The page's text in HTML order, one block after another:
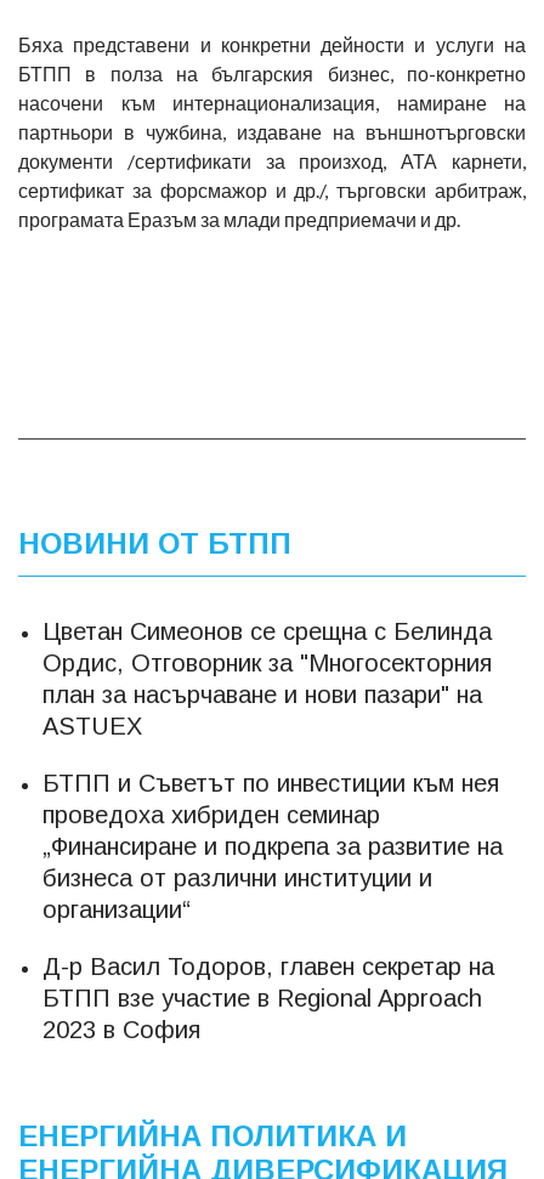
Бяха представени и конкретни дейности и услуги на
БТПП в полза на българския бизнес, по-конкретно
насочени към интернационализация, намиране на
партньори в чужбина, издаване на външнотърговски
документи /сертификати за произход, АТА карнети,
сертификат за форсмажор и др./, търговски арбитраж,
програмата Еразъм за млади предприемачи и др.
НОВИНИ ОТ БТПП
Цветан Симеонов се срещна с Белинда
Ордис, Отговорник за "Многосекторния
план за насърчаване и нови пазари" на
ASTUEX
БТПП и Съветът по инвестиции към нея
проведоха хибриден семинар
„Финансиране и подкрепа за развитие на
бизнеса от различни институции и
организации“
Д-р Васил Тодоров, главен секретар на
БТПП взе участие в Regional Approach
2023 в София
ЕНЕРГИЙНА ПОЛИТИКА И
ЕНЕРГИЙНА ДИВЕРСИФИКАЦИЯ